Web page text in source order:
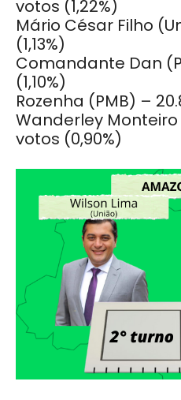
votos (1,22%)
Mário César Filho
(1,13%)
Comandante Dan
(1,10%)
Rozenha (PMB) –
Wanderley Monteiro
votos (0,90%)